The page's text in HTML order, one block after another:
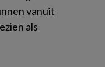
vanuit
als